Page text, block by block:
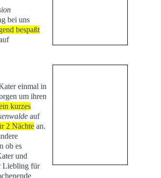
bei uns
bespaßt
einmal in
um ihren
kurzes
auf
2 Nächte an.
ob es
und
Liebling für